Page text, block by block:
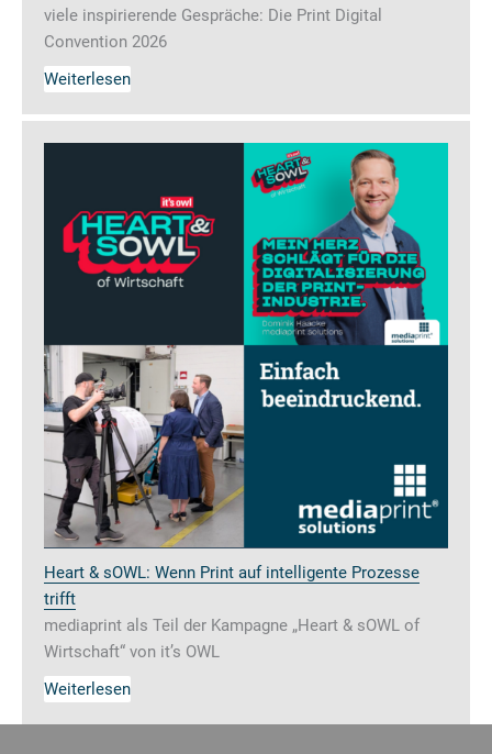
viele inspirierende Gespräche: Die Print Digital
Convention 2026
Weiterlesen
Heart & sOWL: Wenn Print auf intelligente Prozesse
trifft
mediaprint als Teil der Kampagne „Heart & sOWL of
Wirtschaft“ von it’s OWL
Weiterlesen